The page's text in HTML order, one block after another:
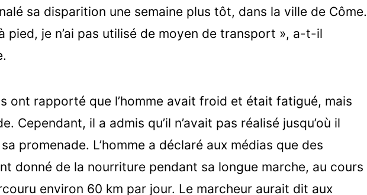
sa disparition une semaine plus tôt, dans la ville de Côme.
pied, je n’ai pas utilisé de moyen de transport », a-t-il
ont rapporté que l’homme avait froid et était fatigué, mais
Cependant, il a admis qu’il n’avait pas réalisé jusqu’où il
promenade. L’homme a déclaré aux médias que des
donné de la nourriture pendant sa longue marche, au cours
environ 60 km par jour. Le marcheur aurait dit aux